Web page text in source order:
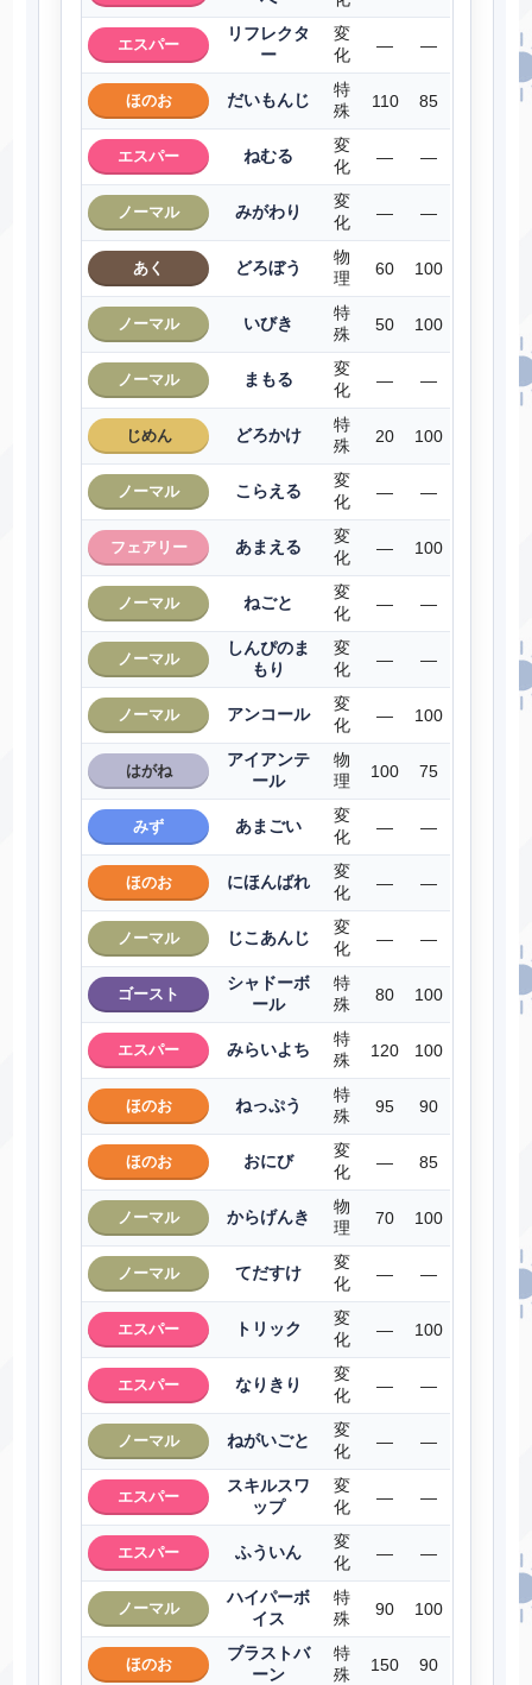
エスパー
リフレクタ
ー
変
化
― ―
ほのお だいもんじ
特
殊
110 85
エスパー ねむる
変
化
― ―
ノーマル みがわり
変
化
― ―
あく どろぼう
物
理
60 100
ノーマル いびき
特
殊
50 100
ノーマル まもる
変
化
― ―
じめん どろかけ
特
殊
20 100
ノーマル こらえる
変
化
― ―
フェアリー あまえる
変
化
― 100
ノーマル ねごと
変
化
― ―
ノーマル
しんぴのま
もり
変
化
― ―
ノーマル アンコール
変
化
― 100
はがね
アイアンテ
ール
物
理
100 75
みず あまごい
変
化
― ―
ほのお にほんばれ
変
化
― ―
ノーマル じこあんじ
変
化
― ―
ゴースト
シャドーボ
ール
特
殊
80 100
エスパー みらいよち
特
殊
120 100
ほのお ねっぷう
特
殊
95 90
ほのお おにび
変
化
― 85
ノーマル からげんき
物
理
70 100
ノーマル てだすけ
変
化
― ―
エスパー トリック
変
化
― 100
エスパー なりきり
変
化
― ―
ノーマル ねがいごと
変
化
― ―
エスパー
スキルスワ
ップ
変
化
― ―
エスパー ふういん
変
化
― ―
ノーマル
ハイパーボ
イス
特
殊
90 100
ほのお
ブラストバ
ーン
特
殊
150 90